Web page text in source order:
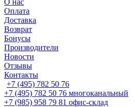
О нас
Оплата
Доставка
Возврат
Бонусы
Производители
Новости
Отзывы
Контакты
+7 (495) 782 50 76
+7 (495) 782 50 76 многоканальный
+7 (985) 958 79 81 офис-склад